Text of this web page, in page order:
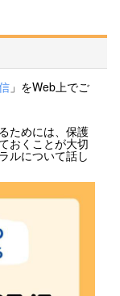
」をWeb上でご
ためには、保護
おくことが大切
ルについて話し